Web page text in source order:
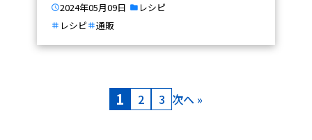
2024年05月09日
レシピ
レシピ
通販
1 2 3 次へ »